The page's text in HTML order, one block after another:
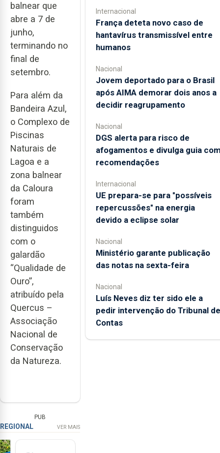
balnear que
abre a 7 de
junho,
terminando no
final de
setembro.
Para além da
Bandeira Azul,
o Complexo de
Piscinas
Naturais de
Lagoa e a
zona balnear
da Caloura
foram
também
distinguidos
com o
galardão
“Qualidade de
Ouro”,
atribuído pela
Quercus –
Associação
Nacional de
Conservação
da Natureza.
PUB
REGIONAL VER MAIS
Internacional
França deteta novo caso de
hantavírus transmissível entre
humanos
Nacional
Jovem deportado para o Brasil
após AIMA demorar dois anos a
decidir reagrupamento
Nacional
DGS alerta para risco de
afogamentos e divulga guia
recomendações
Internacional
UE prepara-se para "possíveis
repercussões" na energia
devido a eclipse solar
Nacional
Ministério garante publicação
das notas na sexta-feira
Nacional
Luís Neves diz ter sido ele a
pedir intervenção do Tribunal de
Contas